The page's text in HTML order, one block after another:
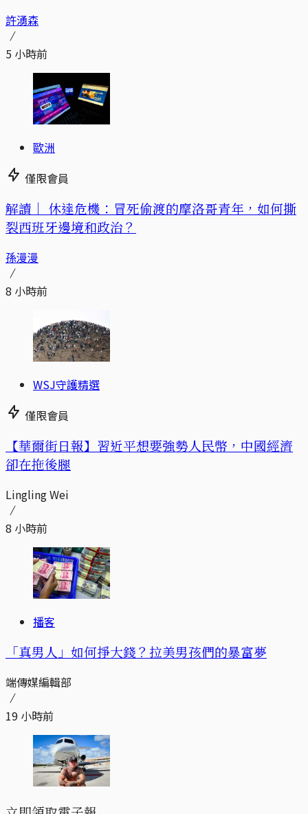
許湧森
5 小時前
歐洲
僅限會員
解讀｜ 休達危機：冒死偷渡的摩洛哥青年，如何撕
裂西班牙邊境和政治？
孫漫漫
8 小時前
WSJ守護精選
僅限會員
【華爾街日報】習近平想要強勢人民幣，中國經濟
卻在拖後腿
Lingling Wei
8 小時前
播客
「真男人」如何掙大錢？拉美男孩們的暴富夢
端傳媒編輯部
19 小時前